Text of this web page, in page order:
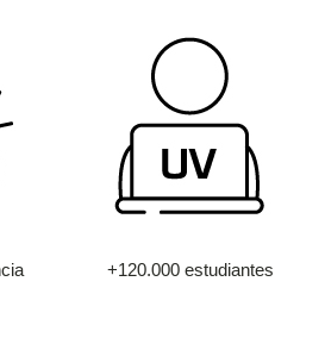
+120.000 estudiantes